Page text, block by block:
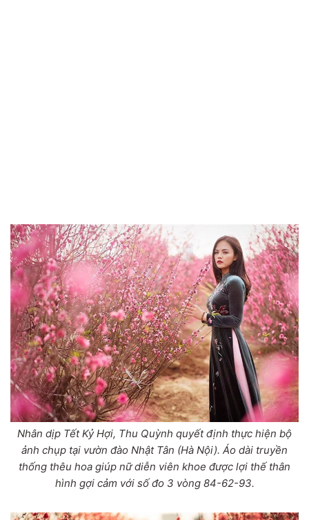
Nhân dịp Tết Kỷ Hợi, Thu Quỳnh quyết định thực hiện bộ
ảnh chụp tại vườn đào Nhật Tân (Hà Nội). Áo dài truyền
thống thêu hoa giúp nữ diễn viên khoe được lợi thế thân
hình gợi cảm với số đo 3 vòng 84-62-93.